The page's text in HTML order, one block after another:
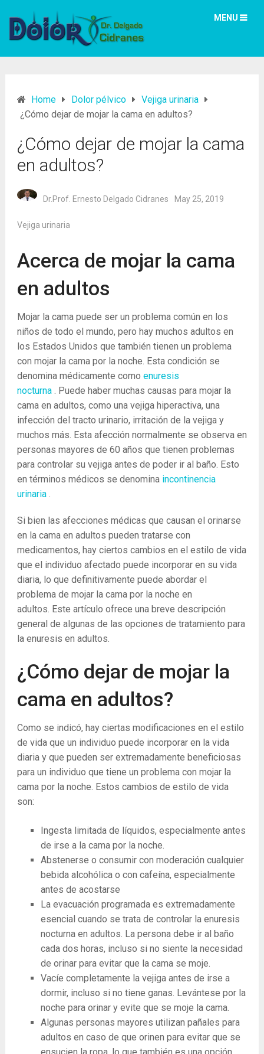
MENU
Home Dolor pélvico
Vejiga urinaria
¿Cómo dejar de mojar la cama en adultos?
¿Cómo dejar de mojar la cama
en adultos?
Dr.Prof. Ernesto Delgado Cidranes May 25, 2019
Vejiga urinaria
Acerca de mojar la cama
en adultos
Mojar la cama puede ser un problema común en los
niños de todo el mundo, pero hay muchos adultos en
los Estados Unidos que también tienen un problema
con mojar la cama por la noche. Esta condición se
denomina médicamente como enuresis
nocturna. Puede haber muchas causas para mojar la
cama en adultos, como una vejiga hiperactiva, una
infección del tracto urinario, irritación de la vejiga y
muchos más. Esta afección normalmente se observa en
personas mayores de 60 años que tienen problemas
para controlar su vejiga antes de poder ir al baño. Esto
en términos médicos se denomina incontinencia
urinaria.
Si bien las afecciones médicas que causan el orinarse
en la cama en adultos pueden tratarse con
medicamentos, hay ciertos cambios en el estilo de vida
que el individuo afectado puede incorporar en su vida
diaria, lo que definitivamente puede abordar el
problema de mojar la cama por la noche en
adultos. Este artículo ofrece una breve descripción
general de algunas de las opciones de tratamiento para
la enuresis en adultos.
¿Cómo dejar de mojar la
cama en adultos?
Como se indicó, hay ciertas modificaciones en el estilo
de vida que un individuo puede incorporar en la vida
diaria y que pueden ser extremadamente beneficiosas
para un individuo que tiene un problema con mojar la
cama por la noche. Estos cambios de estilo de vida
son:
Ingesta limitada de líquidos, especialmente antes
de irse a la cama por la noche.
Abstenerse o consumir con moderación cualquier
bebida alcohólica o con cafeína, especialmente
antes de acostarse
La evacuación programada es extremadamente
esencial cuando se trata de controlar la enuresis
nocturna en adultos. La persona debe ir al baño
cada dos horas, incluso si no siente la necesidad
de orinar para evitar que la cama se moje.
Vacíe completamente la vejiga antes de irse a
dormir, incluso si no tiene ganas. Levántese por la
noche para orinar y evite que se moje la cama.
Algunas personas mayores utilizan pañales para
adultos en caso de que orinen para evitar que se